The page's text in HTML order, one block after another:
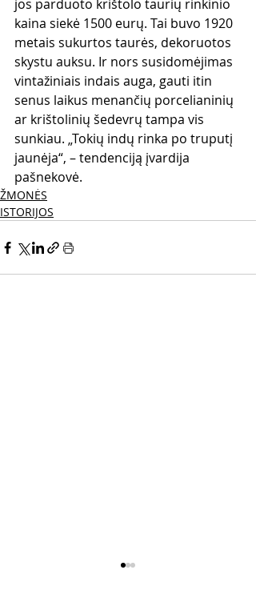
jos parduoto krištolo taurių rinkinio
kaina siekė 1500 eurų. Tai buvo 1920
metais sukurtos taurės, dekoruotos
skystu auksu. Ir nors susidomėjimas
vintažiniais indais auga, gauti itin
senus laikus menančių porcelianinių
ar krištolinių šedevrų tampa vis
sunkiau. „Tokių indų rinka po truputį
jaunėja“, – tendenciją įvardija
pašnekovė.
ŽMONĖS
ISTORIJOS